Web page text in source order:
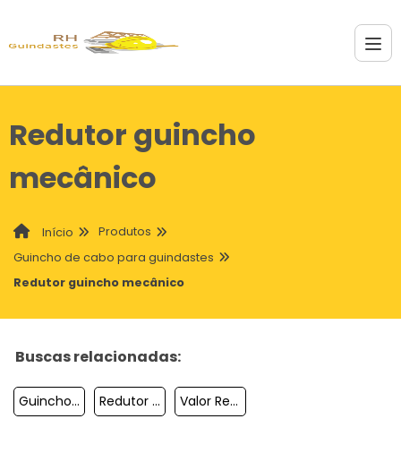
Redutor guincho
mecânico
Início
Produtos
Guincho de cabo para guindastes
Redutor guincho mecânico
Buscas relacionadas:
Guincho De Cabo Para Guindaste Redutor De Guincho A Venda Valor Redutor Guincho